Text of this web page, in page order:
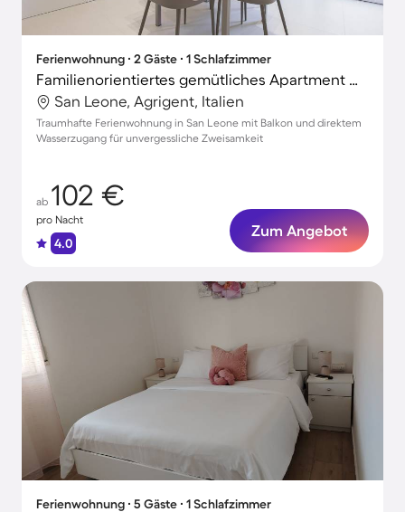
Ferienwohnung ∙ 2 Gäste ∙ 1 Schlafzimmer
Familienorientiertes gemütliches Apartment mit Terrasse | Neben dem Strand
San Leone, Agrigent, Italien
Traumhafte Ferienwohnung in San Leone mit Balkon und direktem
Wasserzugang für unvergessliche Zweisamkeit
ab 102 €
pro Nacht
4.0
Zum Angebot
Ferienwohnung ∙ 5 Gäste ∙ 1 Schlafzimmer